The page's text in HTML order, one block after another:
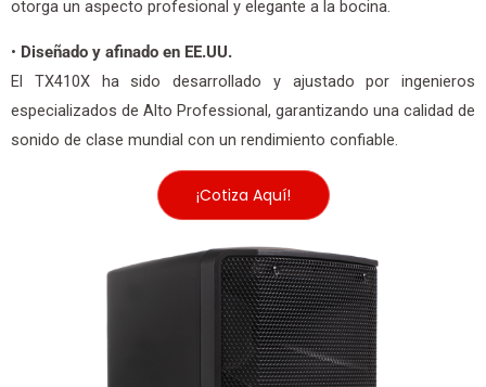
otorga un aspecto profesional y elegante a la bocina.
• Diseñado y afinado en EE.UU.
El TX410X ha sido desarrollado y ajustado por ingenieros
especializados de Alto Professional, garantizando una calidad de
sonido de clase mundial con un rendimiento confiable.
¡Cotiza Aquí!